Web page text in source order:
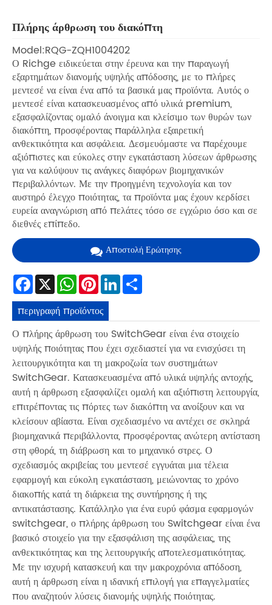
Πλήρης άρθρωση του διακόπτη
Model:RQG-ZQH1004202
Ο Richge ειδικεύεται στην έρευνα και την παραγωγή
εξαρτημάτων διανομής υψηλής απόδοσης, με το πλήρες
μεντεσέ να είναι ένα από τα βασικά μας προϊόντα. Αυτός ο
μεντεσέ είναι κατασκευασμένος από υλικά premium,
εξασφαλίζοντας ομαλό άνοιγμα και κλείσιμο των θυρών των
διακόπτη, προσφέροντας παράλληλα εξαιρετική
ανθεκτικότητα και ασφάλεια. Δεσμευόμαστε να παρέχουμε
αξιόπιστες και εύκολες στην εγκατάσταση λύσεων άρθρωσης
για να καλύψουν τις ανάγκες διαφόρων βιομηχανικών
περιβαλλόντων. Με την προηγμένη τεχνολογία και τον
αυστηρό έλεγχο ποιότητας, τα προϊόντα μας έχουν κερδίσει
ευρεία αναγνώριση από πελάτες τόσο σε εγχώριο όσο και σε
διεθνές επίπεδο.
Αποστολή Ερώτησης
Facebook
X WhatsApp
Pinterest
LinkedIn
περιγραφή προϊόντος
Ο πλήρης άρθρωση του SwitchGear είναι ένα στοιχείο
υψηλής ποιότητας που έχει σχεδιαστεί για να ενισχύσει τη
λειτουργικότητα και τη μακροζωία των συστημάτων
SwitchGear. Κατασκευασμένα από υλικά υψηλής αντοχής,
αυτή η άρθρωση εξασφαλίζει ομαλή και αξιόπιστη λειτουργία,
επιτρέποντας τις πόρτες των διακόπτη να ανοίξουν και να
κλείσουν αβίαστα. Είναι σχεδιασμένο να αντέχει σε σκληρά
βιομηχανικά περιβάλλοντα, προσφέροντας ανώτερη αντίσταση
στη φθορά, τη διάβρωση και το μηχανικό στρες. Ο
σχεδιασμός ακριβείας του μεντεσέ εγγυάται μια τέλεια
εφαρμογή και εύκολη εγκατάσταση, μειώνοντας το χρόνο
διακοπής κατά τη διάρκεια της συντήρησης ή της
αντικατάστασης. Κατάλληλο για ένα ευρύ φάσμα εφαρμογών
switchgear, ο πλήρης άρθρωση του Switchgear είναι ένα
βασικό στοιχείο για την εξασφάλιση της ασφάλειας, της
ανθεκτικότητας και της λειτουργικής αποτελεσματικότητας.
Με την ισχυρή κατασκευή και την μακροχρόνια απόδοση,
αυτή η άρθρωση είναι η ιδανική επιλογή για επαγγελματίες
που αναζητούν λύσεις διανομής υψηλής ποιότητας.